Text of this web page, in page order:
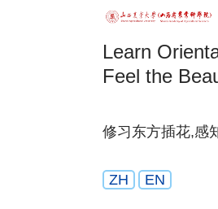
Learn
Feel the
修习东方插花,感
ZH EN